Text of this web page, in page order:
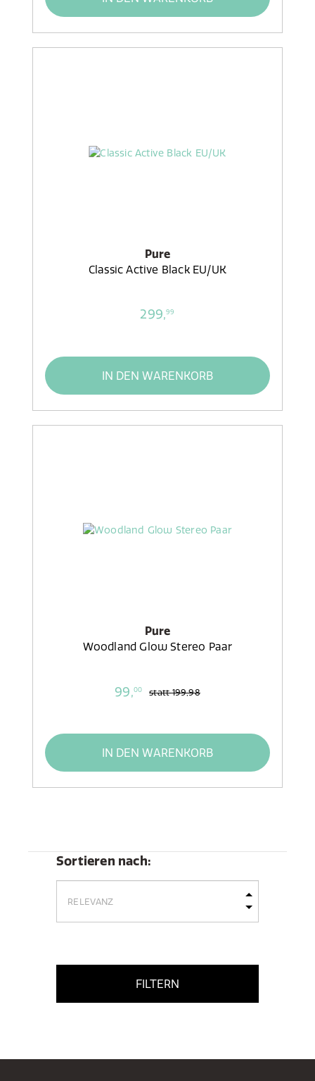
Pure
Classic Active Black EU/UK
299,99
IN DEN WARENKORB
Pure
Woodland Glow Stereo Paar
99,00 statt199,98
IN DEN WARENKORB
Sortieren nach:
FILTERN